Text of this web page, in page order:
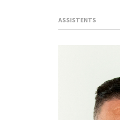
ASSISTENTS